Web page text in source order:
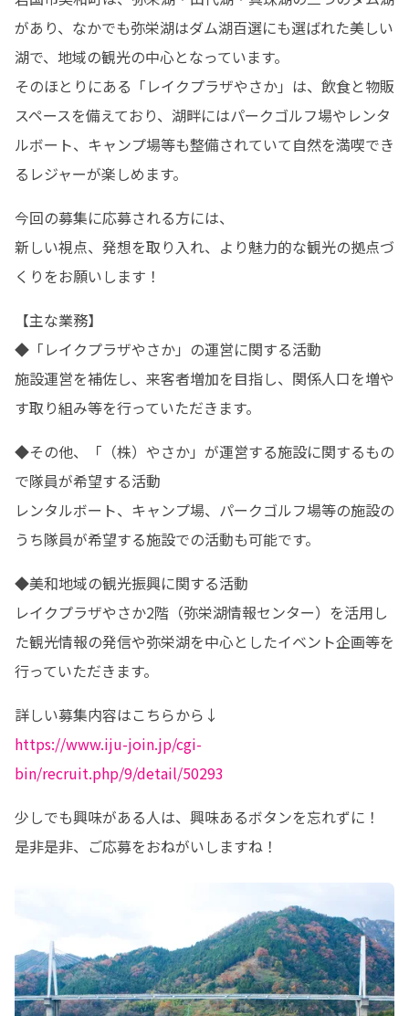
があり、なかでも弥栄湖はダム湖百選にも選ばれた美しい
湖で、地域の観光の中心となっています。
そのほとりにある「レイクプラザやさか」は、飲食と物販
スペースを備えており、湖畔にはパークゴルフ場やレンタ
ルボート、キャンプ場等も整備されていて自然を満喫でき
るレジャーが楽しめます。
今回の募集に応募される方には、
新しい視点、発想を取り入れ、より魅力的な観光の拠点づ
くりをお願いします！
【主な業務】
◆「レイクプラザやさか」の運営に関する活動
施設運営を補佐し、来客者増加を目指し、関係人口を増や
す取り組み等を行っていただきます。
◆その他、「（株）やさか」が運営する施設に関するもの
で隊員が希望する活動
レンタルボート、キャンプ場、パークゴルフ場等の施設の
うち隊員が希望する施設での活動も可能です。
◆美和地域の観光振興に関する活動
レイクプラザやさか2階（弥栄湖情報センター）を活用し
た観光情報の発信や弥栄湖を中心としたイベント企画等を
行っていただきます。
https://www.iju-join.jp/cgi-
bin/recruit.php/9/detail/50293
少しでも興味がある人は、興味あるボタンを忘れずに！
是非是非、ご応募をおねがいしますね！